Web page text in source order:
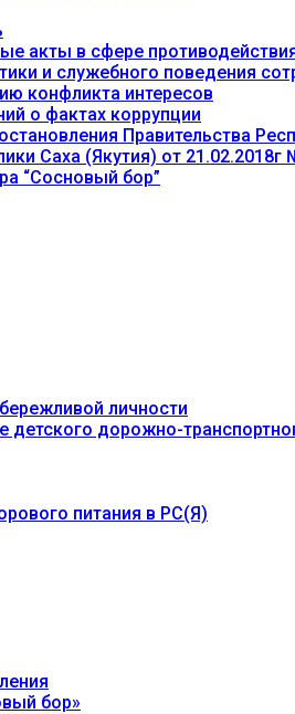
акты в сфере
и служебного поведения
конфликта интересов
о фактах коррупции
Правительства
Саха (Якутия) от 21.02.2018г
“Сосновый бор”
личности
детского дорожно-
питания в РС(Я)
бор»